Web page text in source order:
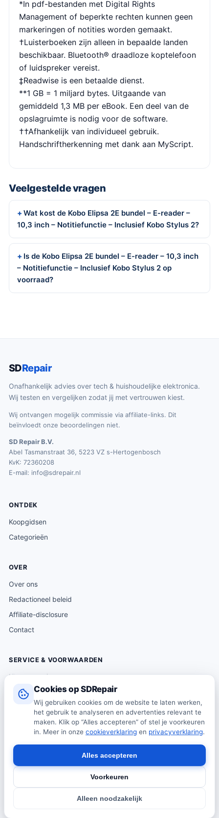
Cookies op SDRepair
Wij gebruiken cookies om de website te laten werken,
het gebruik te analyseren en advertenties relevant te
maken. Klik op “Alles accepteren” of stel je voorkeuren
in. Meer in onze cookieverklaring en privacyverklaring.
Alleen noodzakelijk
Voorkeuren
Alles accepteren
*In pdf-bestanden met Digital Rights
Management of beperkte rechten kunnen geen
markeringen of notities worden gemaakt.
†Luisterboeken zijn alleen in bepaalde landen
beschikbaar. Bluetooth® draadloze koptelefoon
of luidspreker vereist.
‡Readwise is een betaalde dienst.
**1 GB = 1 miljard bytes. Uitgaande van
gemiddeld 1,3 MB per eBook. Een deel van de
opslagruimte is nodig voor de software.
††Afhankelijk van individueel gebruik.
Handschriftherkenning met dank aan MyScript.
Veelgestelde vragen
Wat kost de Kobo Elipsa 2E bundel – E-reader –
10,3 inch – Notitiefunctie – Inclusief Kobo Stylus 2?
Is de Kobo Elipsa 2E bundel – E-reader – 10,3 inch
– Notitiefunctie – Inclusief Kobo Stylus 2 op
voorraad?
SDRepair
Onafhankelijk advies over tech & huishoudelijke elektronica.
Wij testen en vergelijken zodat jij met vertrouwen kiest.
Wij ontvangen mogelijk commissie via affiliate-links. Dit
beïnvloedt onze beoordelingen niet.
SD Repair B.V.
Abel Tasmanstraat 36, 5223 VZ s-Hertogenbosch
KvK: 72360208
E-mail: info@sdrepair.nl
ONTDEK
Koopgidsen
Categorieën
OVER
Over ons
Redactioneel beleid
Affiliate-disclosure
Contact
SERVICE & VOORWAARDEN
Klantenservice
Verzending & levering
Retourneren
Algemene voorwaarden
verkopen zelf geen producten · Alle prijzen onder voorbehoud.